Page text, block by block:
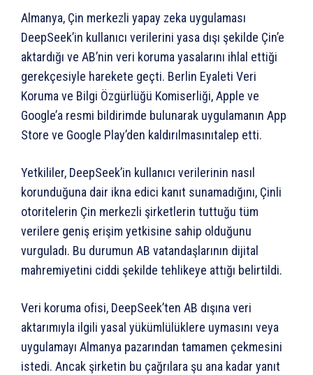
Almanya, Çin merkezli yapay zeka uygulaması
DeepSeek’in kullanıcı verilerini yasa dışı şekilde Çin’e
aktardığı ve AB’nin veri koruma yasalarını ihlal ettiği
gerekçesiyle harekete geçti. Berlin Eyaleti Veri
Koruma ve Bilgi Özgürlüğü Komiserliği, Apple ve
Google’a resmi bildirimde bulunarak uygulamanın App
Store ve Google Play’den kaldırılmasınıtalep etti.
Yetkililer, DeepSeek’in kullanıcı verilerinin nasıl
korunduğuna dair ikna edici kanıt sunamadığını, Çinli
otoritelerin Çin merkezli şirketlerin tuttuğu tüm
verilere geniş erişim yetkisine sahip olduğunu
vurguladı. Bu durumun AB vatandaşlarının dijital
mahremiyetini ciddi şekilde tehlikeye attığı belirtildi.
Veri koruma ofisi, DeepSeek’ten AB dışına veri
aktarımıyla ilgili yasal yükümlülüklere uymasını veya
uygulamayı Almanya pazarından tamamen çekmesini
istedi. Ancak şirketin bu çağrılara şu ana kadar yanıt